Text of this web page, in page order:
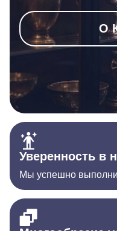
О
Уверенность в
Мы успешно